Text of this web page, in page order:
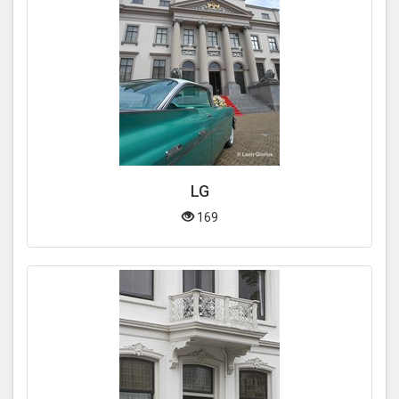
LG
169